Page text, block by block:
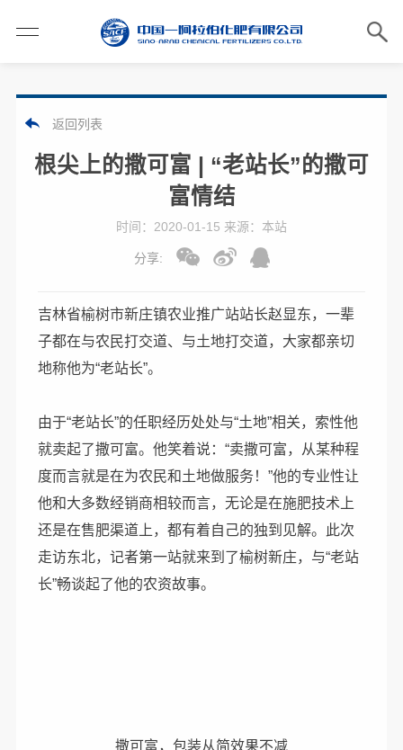
返回列表
根尖上的撒可富 | “老站长”的撒可
富情结
时间：2020-01-15 来源：本站
分享:
吉林省榆树市新庄镇农业推广站站长赵显东，一辈
子都在与农民打交道、与土地打交道，大家都亲切
地称他为“老站长”。
由于“老站长”的任职经历处处与“土地”相关，索性他
就卖起了撒可富。他笑着说：“卖撒可富，从某种程
度而言就是在为农民和土地做服务！”他的专业性让
他和大多数经销商相较而言，无论是在施肥技术上
还是在售肥渠道上，都有着自己的独到见解。此次
走访东北，记者第一站就来到了榆树新庄，与“老站
长”畅谈起了他的农资故事。
撒可富，包装从简效果不减